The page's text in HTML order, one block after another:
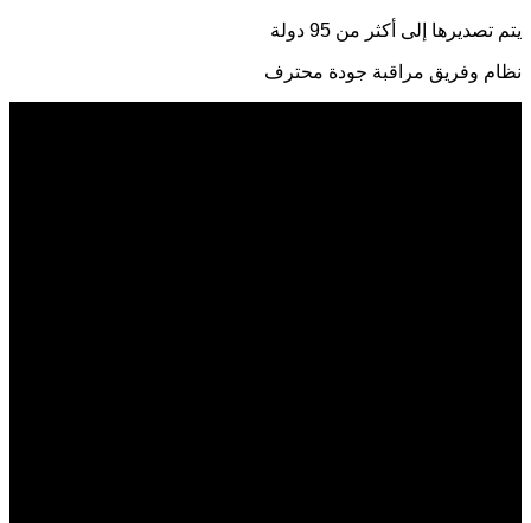
يتم تصديرها إلى أكثر من 95 دولة
نظام وفريق مراقبة جودة محترف